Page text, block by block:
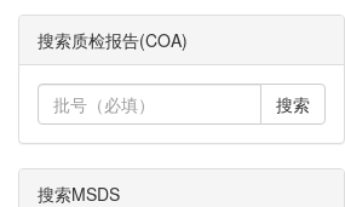
搜索质检报告(COA)
搜索
搜索MSDS